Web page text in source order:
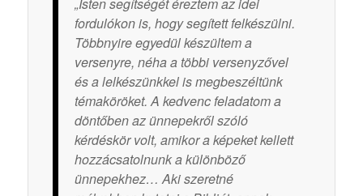
fordulókon is, hogy segített felkészülni.
Többnyire egyedül készültem a
versenyre, néha a többi versenyzővel
és a lelkészünkkel is megbeszéltünk
témaköröket. A kedvenc feladatom a
döntőben az ünnepekről szóló
kérdéskör volt, amikor a képeket kellett
hozzácsatolnunk a különböző
ünnepekhez… Aki szeretné